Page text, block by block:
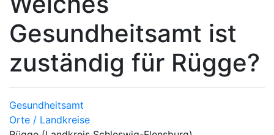
Gesundheitsamt ist
zuständig für Rügge?
Gesundheitsamt
Orte / Landkreise